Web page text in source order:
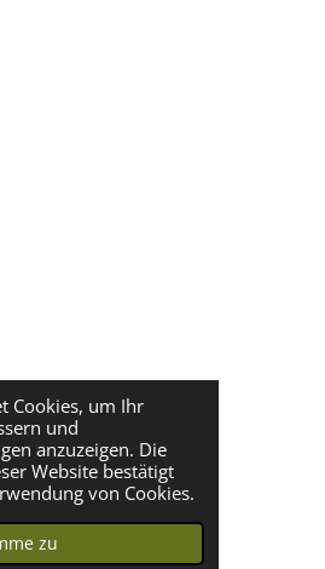
Cookies, um Ihr
und
anzuzeigen. Die
Website bestätigt
von Cookies.
zu